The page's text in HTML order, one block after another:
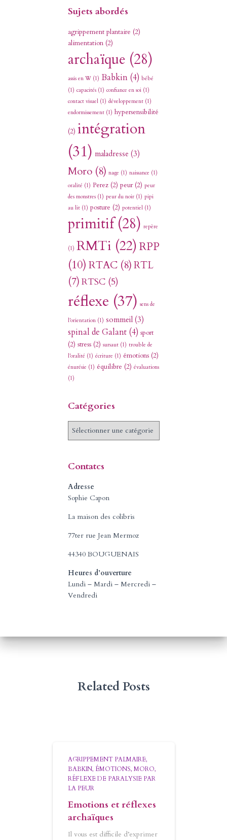
Sujets abordés
agrippement plantaire (2)
alimentation(2)
archaïque (28)
assis en W(1) Babkin(4) bébé
(1) capacités(1) confiance en soi(1)
contact visuel(1) développement(1)
endormissement(1) hypersensibilité
(2) intégration
(31) maladresse (3)
Moro(8) nage (1) naissance (1)
oralité (1) Perez(2) peur(2) peur
des monstres(1) peur du noir(1) pipi
au lit(1) posture (2) potentiel(1)
primitif(28) repère
(1) RMTi (22) RPP
(10) RTAC(8)RTL
(7) RTSC(5)
réflexe (37) sens de
l'orientation(1) sommeil(3)
spinal de Galant(4) sport
(2) stress(2) sursaut(1) trouble de
l'oralité (1) écriture (1) émotions(2)
énurésie (1) équilibre (2) évaluations
(1)
Catégories
C
g
o
e
Contatcs
Adresse
Sophie Capon
La maison des colibris
77ter rue Jean Mermoz
44340 BOUGUENAIS
Heures d’ouverture
Lundi – Mardi – Mercredi –
Vendredi
Related Posts
AGRIPPEMENT PALMAIRE
BABKIN ÉMOTIONS MORO
RÉFLEXE DE PARALYSIE PAR
LA PEUR
Emotions et réflexes
archaïques
Il vous est difficile d’exprimer